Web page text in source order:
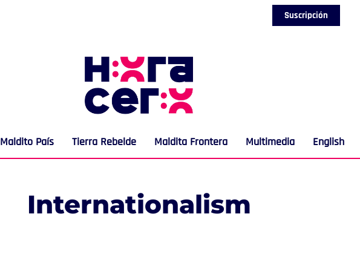
Suscripción
Maldito País Tierra Rebelde Maldita Frontera Multimedia English
Internationalism